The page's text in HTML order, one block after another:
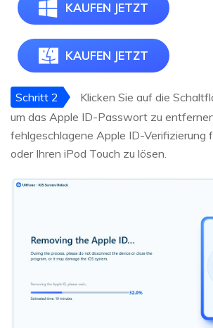
KAUFEN JETZT
KAUFEN JETZT
Schritt 2 Klicken Sie auf die
um das Apple ID-Passwort zu
fehlgeschlagene Apple ID-Verifizierung
oder Ihren iPod Touch zu lösen.